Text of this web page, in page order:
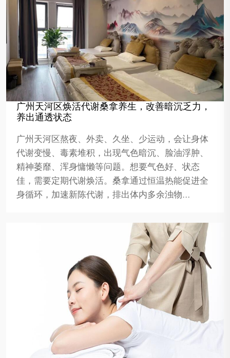
广州天河区焕活代谢桑拿养生，改善暗沉乏力，
养出通透状态
广州天河区熬夜、外卖、久坐、少运动，会让身体
代谢变慢、毒素堆积，出现气色暗沉、脸油浮肿、
精神萎靡、浑身慵懒等问题。想要气色好、状态
佳，需要定期代谢焕活。桑拿通过恒温热能促进全
身循环，加速新陈代谢，排出体内多余浊物…